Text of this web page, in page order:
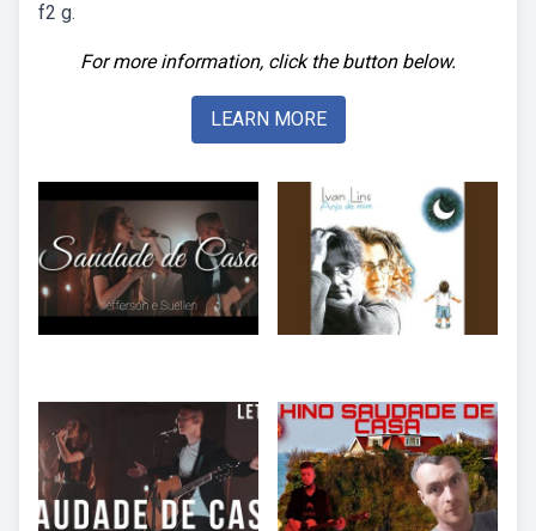
f2 g.
For more information, click the button below.
LEARN MORE